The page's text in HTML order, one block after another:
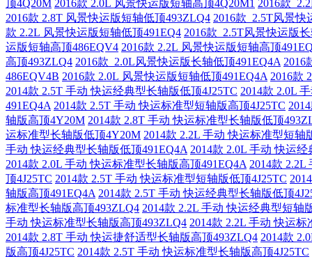
顶4Q20M 2016款 2.0L 风景快运版短轴高顶4Q20M1 2016款
2016款 2.8T 风景快运版短轴低顶493ZLQ4 2016款 2.5T风景快
款 2.2L 风景快运版短轴低顶491EQ4 2016款 2.5T风景快运版
运版短轴高顶486EQV4 2016款 2.2L 风景快运版短轴高顶
高顶493ZLQ4 2016款 2.0L风景快运版长轴低顶491EQ4A 2016
486EQV4B 2016款 2.0L 风景快运版短轴低顶491EQ4A 2016款
2014款 2.5T 手动 快运经典型长轴版低顶4J25TC 2014款 2.0L
491EQ4A 2014款 2.5T 手动 快运标准型短轴版高顶4J25TC
轴版高顶4Y20M 2014款 2.8T 手动 快运标准型长轴版低顶
运标准型长轴版低顶4Y20M 2014款 2.2L 手动 快运标准型短轴
手动 快运经典型长轴版低顶491EQ4A 2014款 2.0L 手动 快运
2014款 2.0L 手动 快运标准型长轴版高顶491EQ4A 2014款 2.2L
顶4J25TC 2014款 2.5T 手动 快运标准型短轴版低顶4J25TC
轴版高顶491EQ4A 2014款 2.5T 手动 快运经典型长轴版低顶
标准型长轴版高顶493ZLQ4 2014款 2.2L 手动 快运经典型短轴
手动 快运标准型长轴版高顶493ZLQ4 2014款 2.2L 手动 快运
2014款 2.8T 手动 快运捷舒适型长轴版高顶493ZLQ4 2014款
版高顶4J25TC 2014款 2.5T 手动 快运标准型长轴版高顶4J25TC